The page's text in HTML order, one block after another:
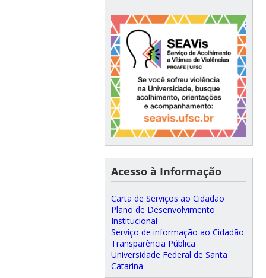
Acesso à Informação
Carta de Serviços ao Cidadão
Plano de Desenvolvimento
Institucional
Serviço de informação ao Cidadão
Transparência Pública
Universidade Federal de Santa
Catarina